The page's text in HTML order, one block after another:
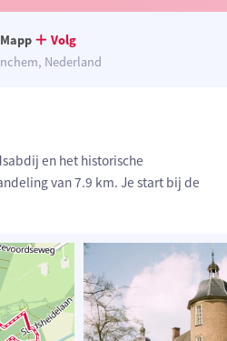
Volg
Nederland
en het historische
van 7.9 km. Je start bij de